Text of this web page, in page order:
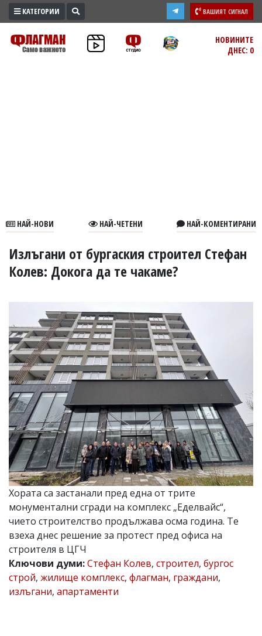
ПРОМО
ЗОНА
В
УКРАЙНА
РАЗСЛЕДВАНЕ
ЮГ
Управители:
Веселин
Василев,
email:
v.vasilev@flagman.bg
Катя
Касабова,
еmail:k.kassabova@flagman.bg
Главен
редактор:
Иван
Колев,
email:
Коментарите
под
статиите
се
въвеждат
от
КАТЕГОРИИ ВАШИЯТ СИГНАЛ
НОВИНИТЕ
ДНЕС: 0
НАЙ-НОВИ НАЙ-ЧЕТЕНИ НАЙ-КОМЕНТИРАНИ
Излъгани от бургаския строител Стефан
Колев: Докога да те чакаме?
Хората са застанали пред една от трите
монументални сгради на комплекс „Еделвайс“,
чието строителство продължава осма година. Те
взеха днес решение за протест пред офиса на
строителя в ЦГЧ
Ключови думи:Стефан Колев, строител, бургос
строй, жилище комплекс, флагман, граждани,
излъгани, апартаменти